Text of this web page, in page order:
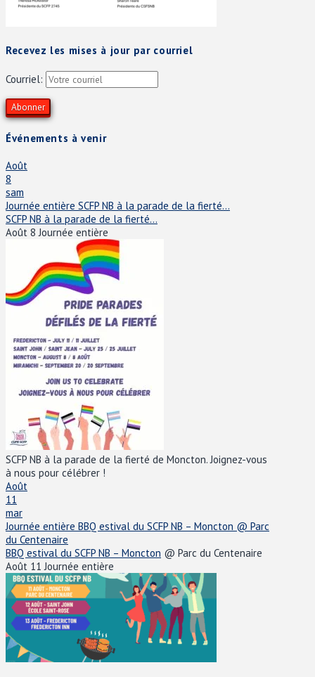
Recevez les mises à jour par courriel
Courriel:
Événements à venir
Août
8
sam
Journée entière SCFP NB à la parade de la fierté...
SCFP NB à la parade de la fierté...
Août 8Journée entière
SCFP NB à la parade de la fierté de Moncton. Joignez-vous
à nous pour célébrer !
Août
11
mar
Journée entière BBQ estival du SCFP NB – Moncton @ Parc
du Centenaire
BBQ estival du SCFP NB – Moncton @ Parc du Centenaire
Août 11Journée entière